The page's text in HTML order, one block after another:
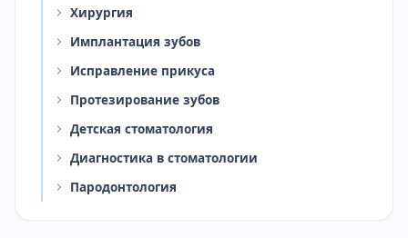
Хирургия
Имплантация зубов
Исправление прикуса
Протезирование зубов
Детская стоматология
Диагностика в стоматологии
Пародонтология